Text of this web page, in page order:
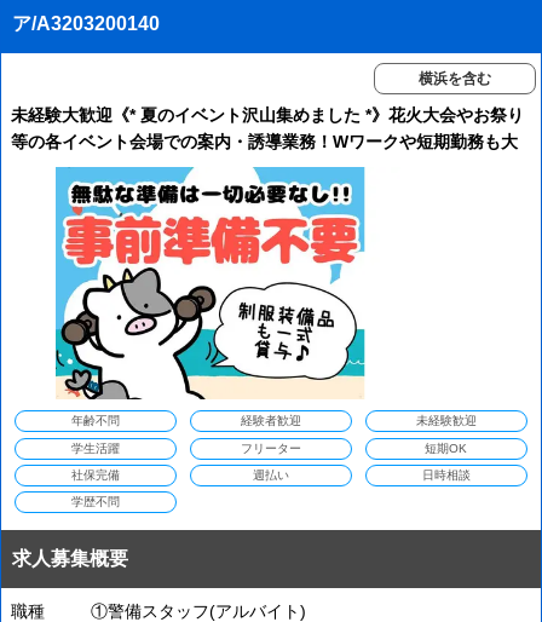
ア/A3203200140
横浜を含む
未経験大歓迎《* 夏のイベント沢山集めました *》花火大会やお祭り
等の各イベント会場での案内・誘導業務！Wワークや短期勤務も大
歓迎！週払い＆交通費全額支給＆直行直帰OK＆早く終わっても全額
日給を保証！
年齢不問 経験者歓迎 未経験歓迎
学生活躍 フリーター 短期OK
社保完備 週払い 日時相談
学歴不問
求人募集概要
職種 ①警備スタッフ(アルバイト)